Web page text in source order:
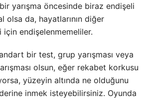
yarışma öncesinde biraz endişeli
olsa da, hayatlarının diğer
için endişelenmemeliler.
bir test, grup yarışması veya
olsun, eğer rekabet korkusu
yüzeyin altında ne olduğunu
inmek isteyebilirsiniz. Oyunda